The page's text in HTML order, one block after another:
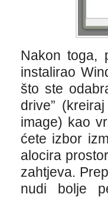
Nakon toga,
instalirao
što ste
drive”
image) kao
ćete izbor
alocira
zahtjeva.
nudi bolje